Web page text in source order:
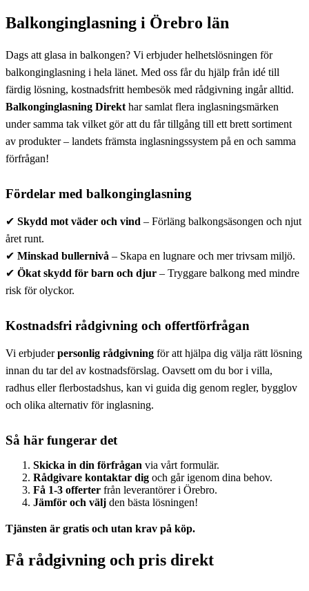
Balkonginglasning i Örebro län
Dags att glasa in balkongen? Vi erbjuder helhetslösningen för
balkonginglasning i hela länet. Med oss får du hjälp från idé till
färdig lösning, kostnadsfritt hembesök med rådgivning ingår alltid.
Balkonginglasning Direkt har samlat flera inglasningsmärken
under samma tak vilket gör att du får tillgång till ett brett sortiment
av produkter – landets främsta inglasningssystem på en och samma
förfrågan!
Fördelar med balkonginglasning
✔ Skydd mot väder och vind – Förläng balkongsäsongen och njut
året runt.
✔ Minskad bullernivå – Skapa en lugnare och mer trivsam miljö.
✔ Ökat skydd för barn och djur – Tryggare balkong med mindre
risk för olyckor.
Kostnadsfri rådgivning och offertförfrågan
Vi erbjuderpersonlig rådgivning för att hjälpa dig välja rätt lösning
innan du tar del av kostnadsförslag. Oavsett om du bor i villa,
radhus eller flerbostadshus, kan vi guida dig genom regler, bygglov
och olika alternativ för inglasning.
Så här fungerar det
Skicka in din förfrågan via vårt formulär.
Rådgivare kontaktar dig och går igenom dina behov.
Få 1-3 offerter från leverantörer i Örebro.
Jämför och välj den bästa lösningen!
Tjänsten är gratis och utan krav på köp.
Få rådgivning och pris direkt